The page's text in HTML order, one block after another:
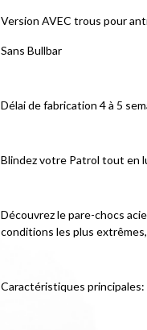
Version AVEC trous pour
Sans Bullbar
Délai de fabrication 4 à 5
Blindez votre Patrol tout en
Découvrez le pare-chocs
conditions les plus
Caractéristiques principales: